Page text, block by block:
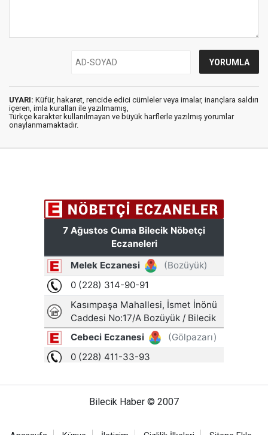
UYARI: Küfür, hakaret, rencide edici cümleler veya imalar, inançlara saldırı
içeren, imla kuralları ile yazılmamış,
Türkçe karakter kullanılmayan ve büyük harflerle yazılmış yorumlar
onaylanmamaktadır.
Bilecik Haber © 2007